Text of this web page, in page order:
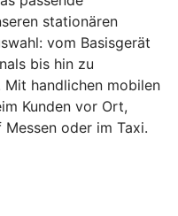
stationären
vom Basisgerät
bis hin zu
handlichen mobilen
Kunden vor Ort,
oder im Taxi.